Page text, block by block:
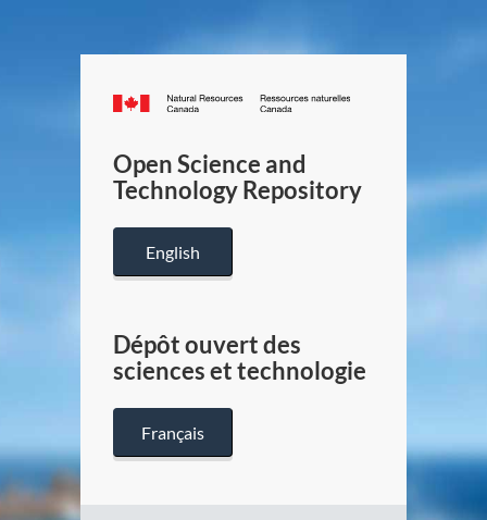
Canada.ca
/
Canada
Open Science and
Technology Repository
English
Dépôt ouvert des
sciences et technologie
Français